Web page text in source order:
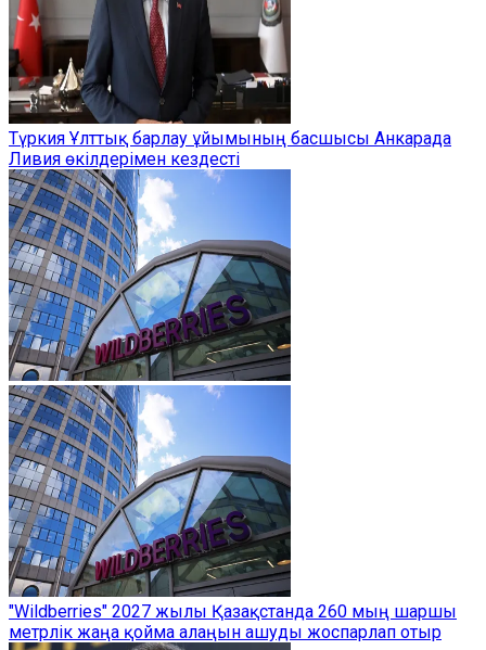
Түркия Ұлттық барлау ұйымының басшысы Анкарада
Ливия өкілдерімен кездесті
"Wildberries" 2027 жылы Қазақстанда 260 мың шаршы
метрлік жаңа қойма алаңын ашуды жоспарлап отыр